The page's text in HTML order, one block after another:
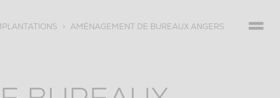
> AMÉNAGEMENT DE BUREAUX ANGERS